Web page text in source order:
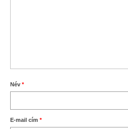
Név *
E-mail cím *